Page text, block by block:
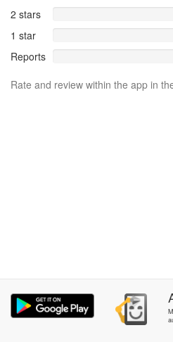
2 stars
1 star
Reports
Rate and review within the app in